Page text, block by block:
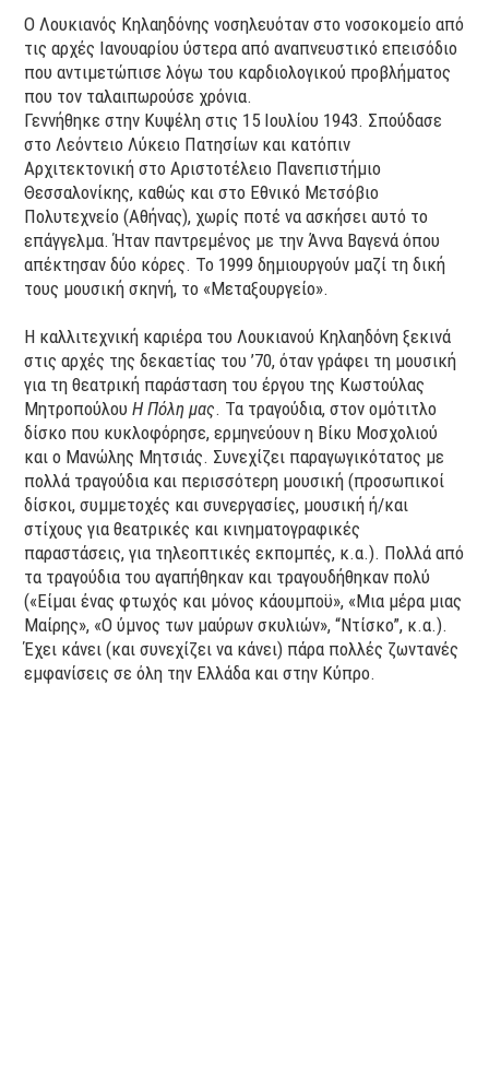
Ο Λουκιανός Κηλαηδόνης νοσηλευόταν στο νοσοκομείο από
τις αρχές Ιανουαρίου ύστερα από αναπνευστικό επεισόδιο
που αντιμετώπισε λόγω του καρδιολογικού προβλήματος
που τον ταλαιπωρούσε χρόνια.
Γεννήθηκε στην Κυψέλη στις 15 Ιουλίου 1943. Σπούδασε
στο Λεόντειο Λύκειο Πατησίων και κατόπιν
Αρχιτεκτονική στο Αριστοτέλειο Πανεπιστήμιο
Θεσσαλονίκης, καθώς και στο Εθνικό Μετσόβιο
Πολυτεχνείο (Αθήνας), χωρίς ποτέ να ασκήσει αυτό το
επάγγελμα. Ήταν παντρεμένος με την Άννα Βαγενά όπου
απέκτησαν δύο κόρες. Το 1999 δημιουργούν μαζί τη δική
τους μουσική σκηνή, το «Μεταξουργείο».
Η καλλιτεχνική καριέρα του Λουκιανού Κηλαηδόνη ξεκινά
στις αρχές της δεκαετίας του ’70, όταν γράφει τη μουσική
για τη θεατρική παράσταση του έργου της Κωστούλας
ΜητροπούλουΗ Πόλη μας. Τα τραγούδια, στον ομότιτλο
δίσκο που κυκλοφόρησε, ερμηνεύουν η Βίκυ Μοσχολιού
και ο Μανώλης Μητσιάς. Συνεχίζει παραγωγικότατος με
πολλά τραγούδια και περισσότερη μουσική (προσωπικοί
δίσκοι, συμμετοχές και συνεργασίες, μουσική ή/και
στίχους για θεατρικές και κινηματογραφικές
παραστάσεις, για τηλεοπτικές εκπομπές, κ.α.). Πολλά από
τα τραγούδια του αγαπήθηκαν και τραγουδήθηκαν πολύ
(«Είμαι ένας φτωχός και μόνος κάουμποϋ», «Μια μέρα μιας
Μαίρης», «Ο ύμνος των μαύρων σκυλιών», “Ντίσκο”, κ.α.).
Έχει κάνει (και συνεχίζει να κάνει) πάρα πολλές ζωντανές
εμφανίσεις σε όλη την Ελλάδα και στην Κύπρο.